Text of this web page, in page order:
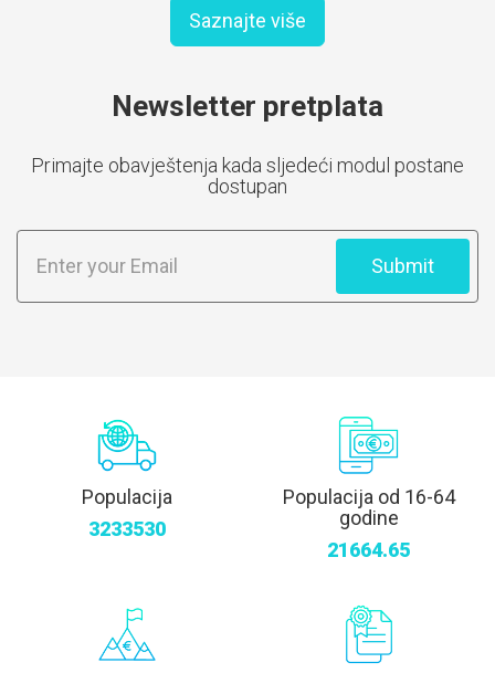
Saznajte više
Newsletter pretplata
Primajte obavještenja kada sljedeći modul postane
dostupan
Submit
Populacija
3233530
Populacija od 16-64
godine
21664.65